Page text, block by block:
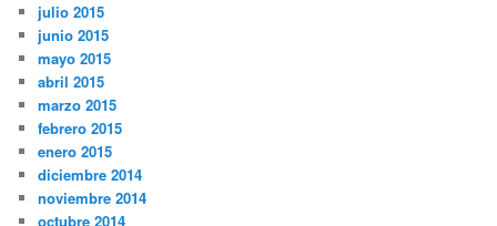
julio 2015
junio 2015
mayo 2015
abril 2015
marzo 2015
febrero 2015
enero 2015
diciembre 2014
noviembre 2014
octubre 2014